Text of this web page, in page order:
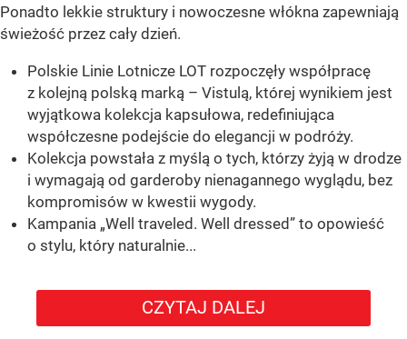
Ponadto lekkie struktury i nowoczesne włókna zapewniają
świeżość przez cały dzień.
Polskie Linie Lotnicze LOT rozpoczęły współpracę
z kolejną polską marką – Vistulą, której wynikiem jest
wyjątkowa kolekcja kapsułowa, redefiniująca
współczesne podejście do elegancji w podróży.
Kolekcja powstała z myślą o tych, którzy żyją w drodze
i wymagają od garderoby nienagannego wyglądu, bez
kompromisów w kwestii wygody.
Kampania „Well traveled. Well dressed” to opowieść
o stylu, który naturalnie...
CZYTAJ DALEJ